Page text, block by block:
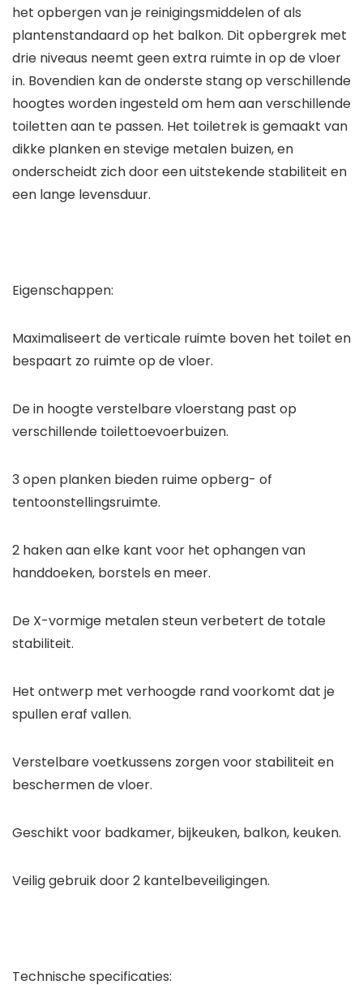
het opbergen van je reinigingsmiddelen of als
plantenstandaard op het balkon. Dit opbergrek met
drie niveaus neemt geen extra ruimte in op de vloer
in. Bovendien kan de onderste stang op verschillende
hoogtes worden ingesteld om hem aan verschillende
toiletten aan te passen. Het toiletrek is gemaakt van
dikke planken en stevige metalen buizen, en
onderscheidt zich door een uitstekende stabiliteit en
een lange levensduur.
Eigenschappen:
Maximaliseert de verticale ruimte boven het toilet en
bespaart zo ruimte op de vloer.
De in hoogte verstelbare vloerstang past op
verschillende toilettoevoerbuizen.
3 open planken bieden ruime opberg- of
tentoonstellingsruimte.
2 haken aan elke kant voor het ophangen van
handdoeken, borstels en meer.
De X-vormige metalen steun verbetert de totale
stabiliteit.
Het ontwerp met verhoogde rand voorkomt dat je
spullen eraf vallen.
Verstelbare voetkussens zorgen voor stabiliteit en
beschermen de vloer.
Geschikt voor badkamer, bijkeuken, balkon, keuken.
Veilig gebruik door 2 kantelbeveiligingen.
Technische specificaties: